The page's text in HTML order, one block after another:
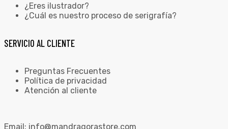
¿Eres ilustrador?
¿Cuál es nuestro proceso de serigrafía?
SERVICIO AL CLIENTE
Preguntas Frecuentes
Política de privacidad
Atención al cliente
Email: info@mandragorastore.com